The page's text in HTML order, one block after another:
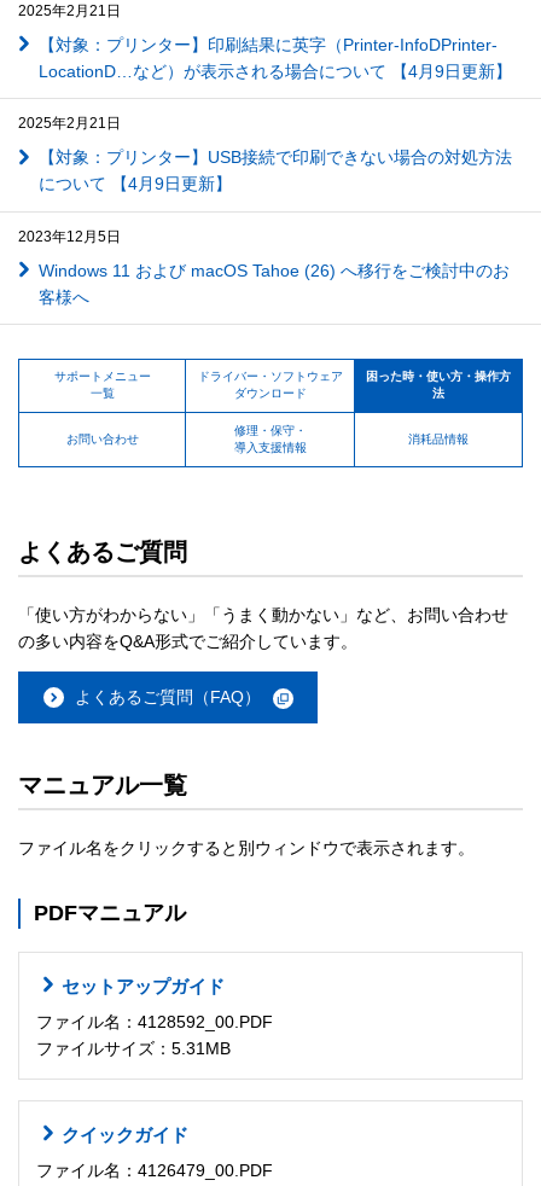
2025年2月21日
【対象：プリンター】印刷結果に英字（Printer-InfoDPrinter-
LocationD…など）が表示される場合について 【4月9日更新】
2025年2月21日
【対象：プリンター】USB接続で印刷できない場合の対処方法
について 【4月9日更新】
2023年12月5日
Windows 11 および macOS Tahoe (26) へ移行をご検討中のお
客様へ
サポートメニュー
一覧
ドライバー・ソフトウェア
ダウンロード
困った時・使い方・操作方
法
お問い合わせ
修理・保守・
導入支援情報
消耗品情報
よくあるご質問
「使い方がわからない」「うまく動かない」など、お問い合わせ
の多い内容をQ&A形式でご紹介しています。
よくあるご質問（FAQ）
マニュアル一覧
ファイル名をクリックすると別ウィンドウで表示されます。
PDFマニュアル
セットアップガイド
ファイル名：4128592_00.PDF
ファイルサイズ：5.31MB
クイックガイド
ファイル名：4126479_00.PDF